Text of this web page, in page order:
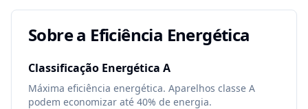
Sobre a Eficiência Energética
Classificação Energética A
Máxima eficiência energética. Aparelhos classe A
podem economizar até 40% de energia.